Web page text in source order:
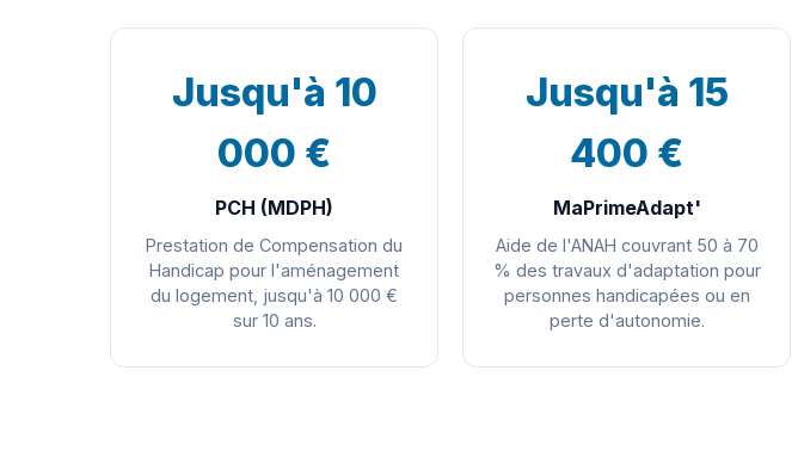
Jusqu'à 10
000 €
PCH (MDPH)
Prestation de Compensation du
Handicap pour l'aménagement
du logement, jusqu'à 10 000 €
sur 10 ans.
Jusqu'à 15
400 €
MaPrimeAdapt'
Aide de l'ANAH couvrant 50 à 70
% des travaux d'adaptation pour
personnes handicapées ou en
perte d'autonomie.